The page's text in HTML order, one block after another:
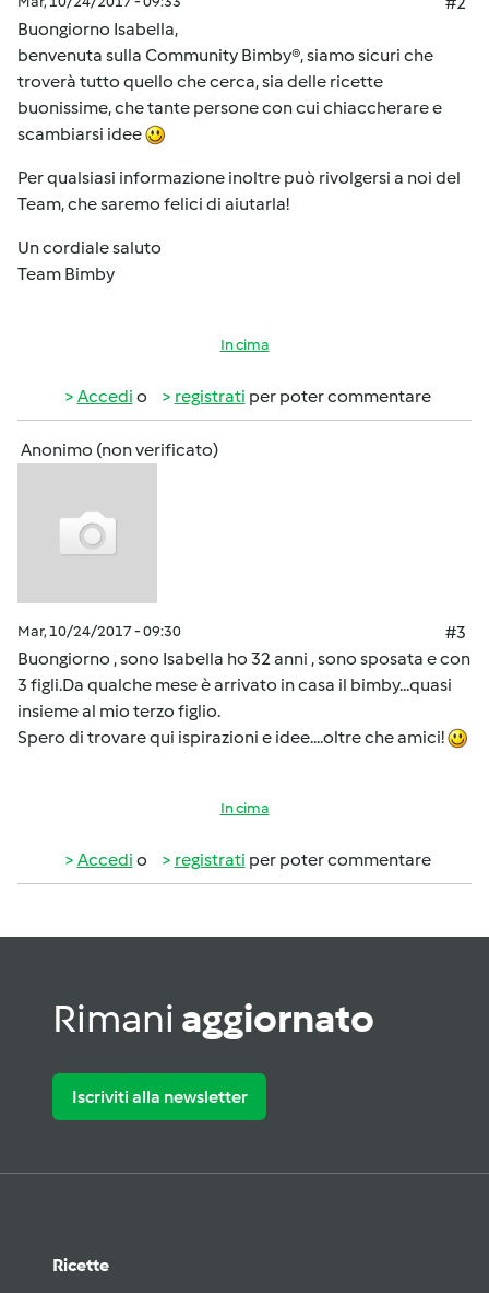
Buongiorno Isabella,
benvenuta sulla Community Bimby®, siamo sicuri che
troverà tutto quello che cerca, sia delle ricette
buonissime, che tante persone con cui chiaccherare e
scambiarsi idee
Per qualsiasi informazione inoltre può rivolgersi a noi del
Team, che saremo felici di aiutarla!
Un cordiale saluto
Team Bimby
In cima
Accedi o registrati per poter commentare
Anonimo (non verificato)
Mar, 10/24/2017 - 09:30
#3
Buongiorno , sono Isabella ho 32 anni , sono sposata e con
3 figli.Da qualche mese è arrivato in casa il bimby...quasi
insieme al mio terzo figlio.
Spero di trovare qui ispirazioni e idee....oltre che amici!
In cima
Accedi o registrati per poter commentare
Rimani aggiornato
Iscriviti alla newsletter
Ricette